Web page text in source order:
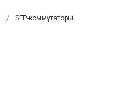
SFP-коммутаторы